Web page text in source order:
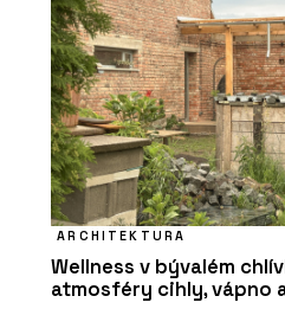
ARCHITEKTURA
Wellness v bývalém
atmosféry cihly, vápno